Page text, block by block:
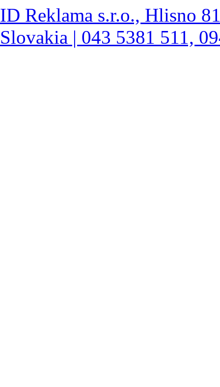
ID Reklama s.r.o., Hlisno
Slovakia | 043 5381 511,